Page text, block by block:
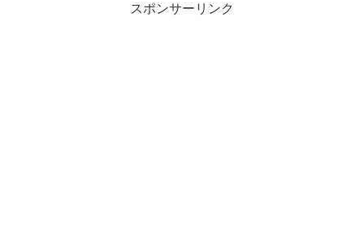
スポンサーリンク